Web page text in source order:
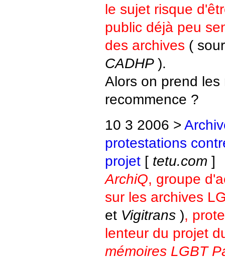
le sujet risque
public déjà peu
des archives (
CADHP ).
Alors on prend les
recommence ?
10 3 2006 >
protestations
projet[ tetu.com ]
ArchiQ, groupe
sur les archives
et Vigitrans ),
lenteur du projet
mémoires LGBT